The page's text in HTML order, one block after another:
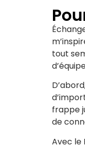
tout
frappe
de
Avec le